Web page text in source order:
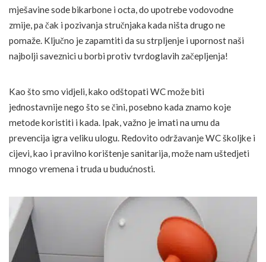
mješavine sode bikarbone i octa, do upotrebe vodovodne
zmije, pa čak i pozivanja stručnjaka kada ništa drugo ne
pomaže. Ključno je zapamtiti da su strpljenje i upornost naši
najbolji saveznici u borbi protiv tvrdoglavih začepljenja!
Kao što smo vidjeli, kako odštopati WC može biti
jednostavnije nego što se čini, posebno kada znamo koje
metode koristiti i kada. Ipak, važno je imati na umu da
prevencija igra veliku ulogu. Redovito održavanje WC školjke i
cijevi, kao i pravilno korištenje sanitarija, može nam uštedjeti
mnogo vremena i truda u budućnosti.